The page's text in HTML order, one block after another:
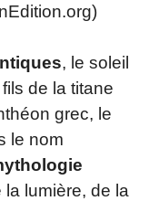
, le soleil
fils de la titane
grec, le
le nom
lumière, de la